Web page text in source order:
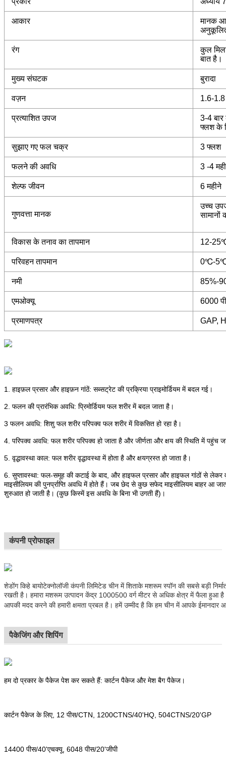
आकार
मानक
रंग
कुल
बात है।
मुख्य संघटक बुरादा
वज़न 1.6-1.8
प्रत्याशित उपज
3-4
फ्लश के
सुझाए गए फल चक्र 3 फ्लश
फलने की अवधि 3 -4
शेल्फ जीवन 6 महीने
गुणवत्ता मानक
उच्च
विकास के तनाव का तापमान 12-
परिवहन तापमान 0℃-
नमी 85%-
एमओक्यू 6000
प्रमाणपत्र GAP,
1. हाइफ़ल प्रसार और हाइफ़न गांठें: सब्सट्रेट की प्रक्रिया प्राइमोर्डियम में बदल गई।
2. फलन की प्रारंभिक अवधि: प्रिमोर्डियम फल शरीर में बदल जाता है।
3 फलन अवधि: शिशु फल शरीर परिपक्व फल शरीर में विकसित हो रहा है।
4. परिपक्व अवधि: फल शरीर परिपक्व हो जाता है और जीर्णता और क्षय की स्थिति में पहुंच
5. वृद्धावस्था काल: फल शरीर वृद्धावस्था में होता है और क्षयग्रस्त हो जाता है।
6. सुप्तावस्था: फल-समूह की कटाई के बाद, और हाइफल प्रसार और हाइफल गांठों से
माइसीलियम की पुनर्प्राप्ति अवधि में होते हैं। जब छेद से कुछ सफेद माइसीलियम बाहर आ
शुरुआत हो जाती है। (कुछ किस्में इस अवधि के बिना भी उगती हैं)।
कंपनी प्रोफाइल
शेडोंग किहे बायोटेक्नोलॉजी कंपनी लिमिटेड चीन में शिताके मशरूम स्पॉन की सबसे बड़ी
रखती है। हमारा मशरूम उत्पादन केंद्र 1000500 वर्ग मीटर से अधिक क्षेत्र में फैला हुआ
आपकी मदद करने की हमारी क्षमता प्रबल है। हमें उम्मीद है कि हम चीन में आपके ईमानदार
पैकेजिंग और शिपिंग
हम दो प्रकार के पैकेज पेश कर सकते हैं: कार्टन पैकेज और मेश बैग पैकेज।
कार्टन पैकेज के लिए, 12 पीस/CTN, 1200CTNS/40'HQ, 504CTNS/20'GP
14400 पीस/40'एचक्यू, 6048 पीस/20'जीपी